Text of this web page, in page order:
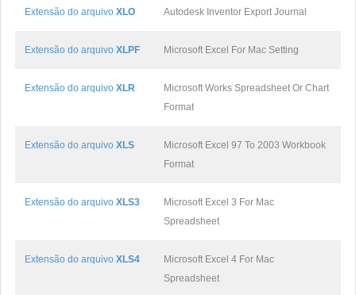
Extensão do arquivo XLO Autodesk Inventor Export Journal
Extensão do arquivo XLPF Microsoft Excel For Mac Setting
Extensão do arquivo XLR
Microsoft Works Spreadsheet Or Chart
Format
Extensão do arquivo XLS
Microsoft Excel 97 To 2003 Workbook
Format
Extensão do arquivo XLS3
Microsoft Excel 3 For Mac
Spreadsheet
Extensão do arquivo XLS4
Microsoft Excel 4 For Mac
Spreadsheet